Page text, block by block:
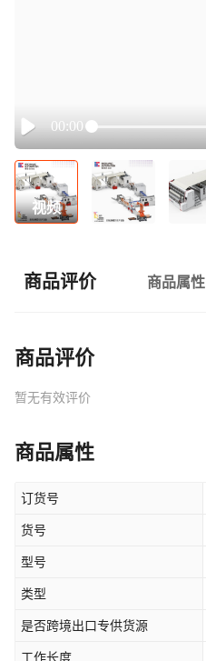
Play
00:00
视频
商品评价 商品属性
商品评价
暂无有效评价
商品属性
订货号
货号
型号
类型
是否跨境出口专供货源
工作长度